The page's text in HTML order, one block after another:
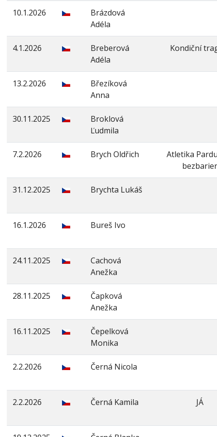
10.1.2026
Brázdová
Adéla
4.1.2026
Breberová
Adéla
Kondiční
13.2.2026
Březíková
Anna
30.11.2025
Broklová
Ľudmila
7.2.2026 Brych Oldřich
Atletika
bezbarier
31.12.2025 Brychta Lukáš
16.1.2026 Bureš Ivo
24.11.2025
Cachová
Anežka
28.11.2025
Čapková
Anežka
16.11.2025
Čepelková
Monika
2.2.2026 Černá Nicola
2.2.2026 Černá Kamila JÁ